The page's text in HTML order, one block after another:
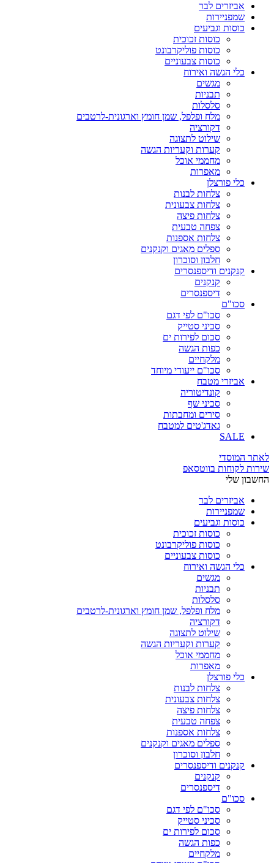
אביזרים לבר
שמפניירות
כוסות וגביעים
כוסות זכוכית
כוסות פוליקרבונט
כוסות צבעוניים
כלי הגשה ואירוח
מגשים
תבניות
סלסלות
מלח ופלפל, שמן חומץ וארגונית-לרטבים
דקורציה
שילוט לתצוגה
קערות וקעריות הגשה
מחממי אוכל
מאפרות
כלי פורצלן
צלחות לבנות
צלחות צבעונית
צלחות פיצה
צפחה טבעית
צלחות אספנות
ספלים מאגים וקנקנים
חלבון וסוכרון
קנקנים ודיספנסרים
קנקנים
דיספנסרים
סכו"ם
סכו"ם לפי דגם
סכיני סטייק
סכום לפירות ים
כפות הגשה
מלקחיים
סכו"ם ייעודי מיוחד
אביזרי מטבח
קונדיטוריה
סכיני שף
סירים ומחבתות
גאדג'טים למטבח
SALE
לאתר המוסדי
שירות לקוחות בווטסאפ
החשבון שלי
אביזרים לבר
שמפניירות
כוסות וגביעים
כוסות זכוכית
כוסות פוליקרבונט
כוסות צבעוניים
כלי הגשה ואירוח
מגשים
תבניות
סלסלות
מלח ופלפל, שמן חומץ וארגונית-לרטבים
דקורציה
שילוט לתצוגה
קערות וקעריות הגשה
מחממי אוכל
מאפרות
כלי פורצלן
צלחות לבנות
צלחות צבעונית
צלחות פיצה
צפחה טבעית
צלחות אספנות
ספלים מאגים וקנקנים
חלבון וסוכרון
קנקנים ודיספנסרים
קנקנים
דיספנסרים
סכו"ם
סכו"ם לפי דגם
סכיני סטייק
סכום לפירות ים
כפות הגשה
מלקחיים